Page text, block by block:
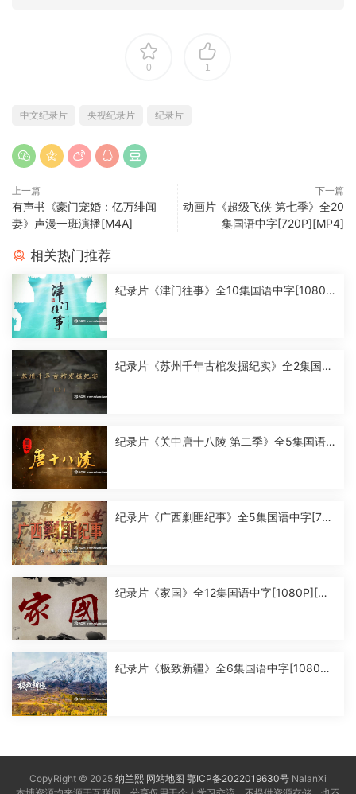
0 1
中文纪录片 央视纪录片 纪录片
上一篇
有声书《豪门宠婚：亿万绯闻
妻》声漫一班演播[M4A]
下一篇
动画片《超级飞侠 第七季》全20
集国语中字[720P][MP4]
相关热门推荐
纪录片《津门往事》全10集国语中字[1080
纪录片《苏州千年古棺发掘纪实》全2集国语
纪录片《关中唐十八陵 第二季》全5集国语
纪录片《广西剿匪纪事》全5集国语中字[720
纪录片《家国》全12集国语中字[1080P][MP
纪录片《极致新疆》全6集国语中字[1080P]
CopyRight © 2025 纳兰熙 网站地图 鄂ICP备2022019630号 NalanXi